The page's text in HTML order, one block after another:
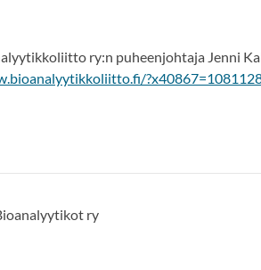
ry:n puheenjohtaja Jenni
ry